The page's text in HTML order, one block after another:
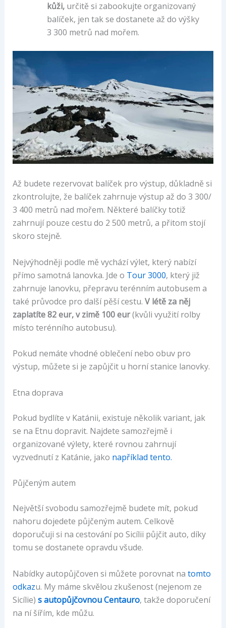
kůži,určitě si zabookujte organizovaný
balíček, jen tak se dostanete až do výšky
3 300 metrů nad mořem.
Až budete rezervovat balíček pro výstup, důkladně si
zkontrolujte, že balíček zahrnuje výstup až do 3 300/
3 400 metrů nad mořem. Některé balíčky totiž
zahrnují pouze cestu do 2 500 metrů, a přitom stojí
skoro stejně.
Nejvýhodněji podle mě vychází výlet, který nabízí
přímo samotná lanovka. Jde o Tour 3000, který již
zahrnuje lanovku, přepravu terénním autobusem a
také průvodce pro další pěší cestu. V létě za něj
zaplatíte 82 eur, v zimě 100 eur(kvůli využití rolby
místo terénního autobusu).
Pokud nemáte vhodné oblečení nebo obuv pro
výstup, můžete si je zapůjčit u horní stanice lanovky.
Etna doprava
Pokud bydlíte v Katánii, existuje několik variant, jak
se na Etnu dopravit. Najdete samozřejmě i
organizované výlety, které rovnou zahrnují
vyzvednutí z Katánie, jako například tento.
Půjčeným autem
Největší svobodu samozřejmě budete mít, pokud
nahoru dojedete půjčeným autem. Celkově
doporučuji si na cestování po Sicílii půjčit auto, díky
tomu se dostanete opravdu všude.
Nabídky autopůjčoven si můžete porovnat na tomto
odkazu. My máme skvělou zkušenost (nejenom ze
Sicílie) s autopůjčovnou Centauro, takže doporučení
na ní šířím, kde můžu.